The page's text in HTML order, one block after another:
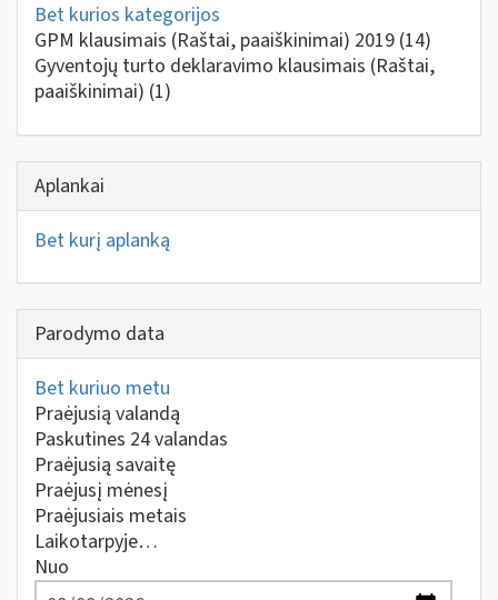
Bet kurios kategorijos
GPM klausimais (Raštai, paaiškinimai) 2019 (14)
Gyventojų turto deklaravimo klausimais (Raštai,
paaiškinimai) (1)
Aplankai
Bet kurį aplanką
Parodymo data
Bet kuriuo metu
Praėjusią valandą
Paskutines 24 valandas
Praėjusią savaitę
Praėjusį mėnesį
Praėjusiais metais
Laikotarpyje…
Nuo